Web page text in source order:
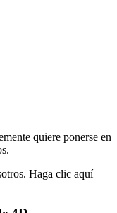
quiere ponerse en
Haga clic aquí